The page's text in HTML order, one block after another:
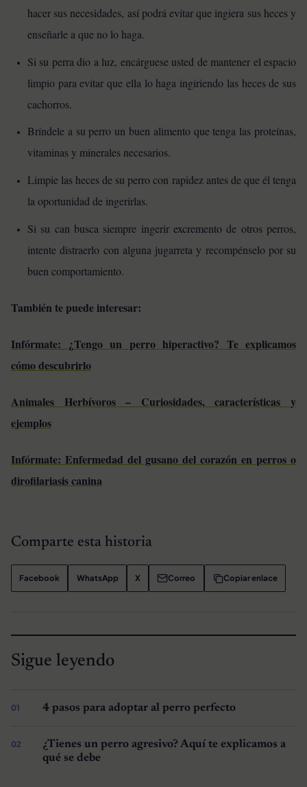
hacer sus necesidades, así podrá evitar que ingiera sus heces y
enseñarle a que no lo haga.
Si su perra dio a luz, encárguese usted de mantener el espacio
limpio para evitar que ella lo haga ingiriendo las heces de sus
cachorros.
Bríndele a su perro un buen alimento que tenga las proteínas,
vitaminas y minerales necesarios.
Limpie las heces de su perro con rapidez antes de que él tenga
la oportunidad de ingerirlas.
Si su can busca siempre ingerir excremento de otros perros,
intente distraerlo con alguna jugarreta y recompénselo por su
buen comportamiento.
También te puede interesar:
Infórmate: ¿Tengo un perro hiperactivo? Te explicamos
cómo descubrirlo
Animales Herbívoros – Curiosidades, características y
ejemplos
Infórmate: Enfermedad del gusano del corazón en perros o
dirofilariasis canina
Comparte esta historia
Facebook WhatsApp X Correo Copiar enlace
Sigue leyendo
4 pasos para adoptar al perro perfecto
¿Tienes un perro agresivo? Aquí te explicamos a
qué se debe